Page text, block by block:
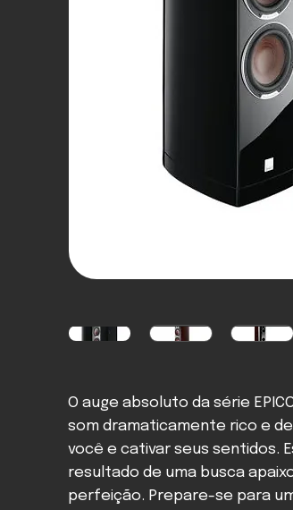
O auge absoluto da série
som dramaticamente rico e
você e cativar seus sentidos.
resultado de uma busca
perfeição. Prepare-se para